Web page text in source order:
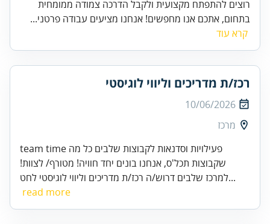
רוצים להתפתח מקצועית ולקבל הדרכה צמודה ממומחית
בתחום, אתכם אנו מחפשים! אנחנו מציעים עבודה פרטני...
קרא עוד
רכז/ת מדריכים וליווי לוגיסטי
10/06/2026
מרכז
team time פעילויות וסדנאות לקבוצות שלבים כל מה
שקבוצות תכל'ס, אנחנו בונים יחד חוויה! מטורף/ לצוות!
למרכז שלבים דרוש/ה רכז/ת מדריכים וליווי לוגיסטי לחט...
read more